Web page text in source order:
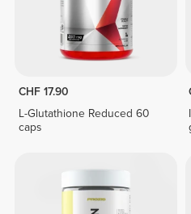
CHF 17.90
L-Glutathione Reduced 60
caps